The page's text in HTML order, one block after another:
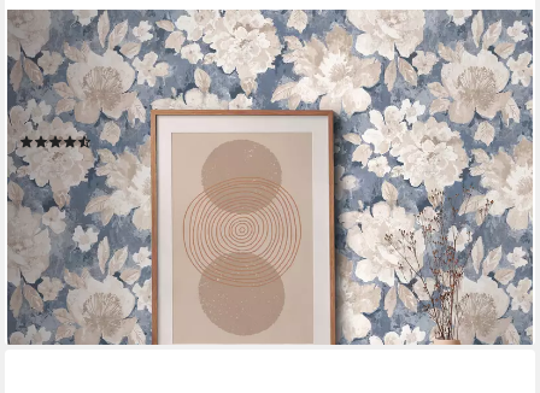
A.S. CRÉATION
Vliestapete Aquarell Dreams Blumen-Tapete Mustertapete
Aquarellfarben Blumen, glatt, matt, (1 St), Vliestapete Landhaus
für Schlafzimmer Küche Wohnzimmer Blumen Design
(3)
ab 21,01 € UVP46,95 €
(3,94 €/ 1 qm)
-55%
lieferbar - in 4-5 Werktagen bei dir